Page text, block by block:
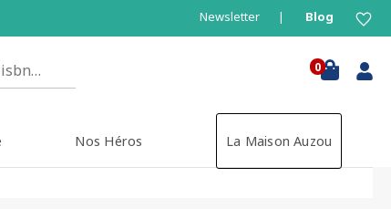
Newsletter Blog
0
Nos Héros La Maison Auzou